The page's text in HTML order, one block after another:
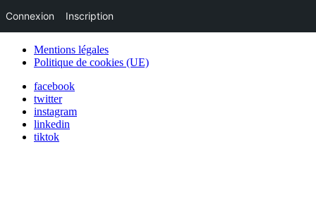
Mentions légales
Politique de cookies (UE)
facebook
twitter
instagram
linkedin
tiktok
Connexion Inscription